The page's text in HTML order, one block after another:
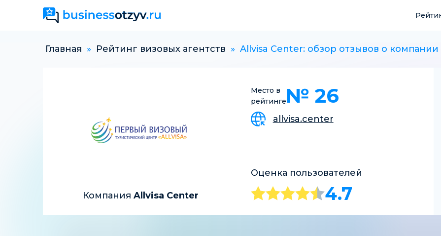
Главная » Рейтинг визовых агентств » Allvisa Center: обзор отзывов о компании
Компания Allvisa Center
Место в
рейтинге№ 26
allvisa.center
Оценка пользователей
4.7